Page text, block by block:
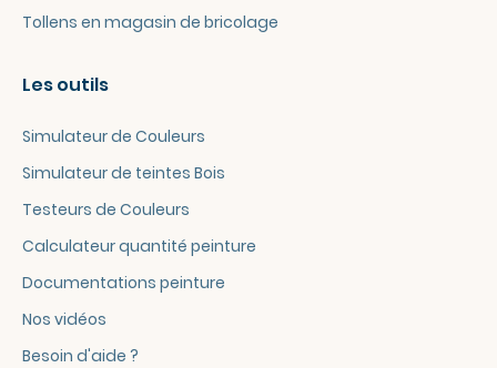
Tollens en magasin de bricolage
Les outils
Simulateur de Couleurs
Simulateur de teintes Bois
Testeurs de Couleurs
Calculateur quantité peinture
Documentations peinture
Nos vidéos
Besoin d'aide ?